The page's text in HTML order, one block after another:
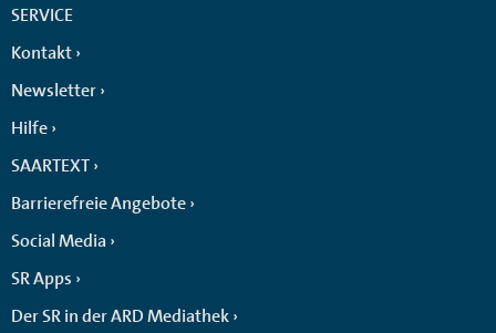
SERVICE
Kontakt
Newsletter
Hilfe
SAARTEXT
Barrierefreie Angebote
Social Media
SR Apps
Der SR in der ARD Mediathek